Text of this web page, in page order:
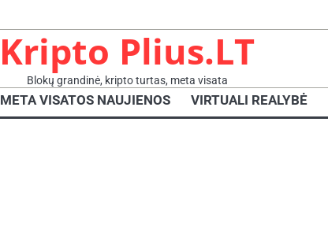
Kripto Plius.LT
Blokų grandinė, kripto turtas, meta visata
META VISATOS NAUJIENOS VIRTUALI REALYBĖ